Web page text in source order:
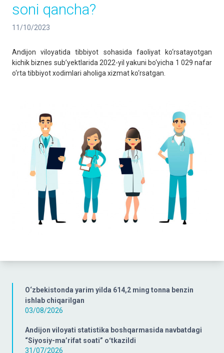
O‘zbekistonda yarim yilda 614,2 ming tonna benzin
ishlab chiqarilgan
03/08/2026
Andijon viloyati statistika boshqarmasida navbatdagi
“Siyosiy-ma’rifat soati” oʻtkazildi
31/07/2026
soni qancha?
11/10/2023
Andijon viloyatida tibbiyot sohasida faoliyat ko‘rsatayotgan
kichik biznes sub’yektlarida 2022-yil yakuni bo‘yicha 1 029 nafar
o‘rta tibbiyot xodimlari aholiga xizmat ko‘rsatgan.